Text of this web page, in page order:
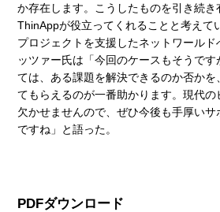
か存在します。こうしたものを引き続き
ThinAppが役立ってくれることと考えて
プロジェクトを支援したネットワール
ッツァー氏は「今回のケースもそうで
ては、ある課題を解決できるのか否かを
てもらえるのが一番助かります。現代
欠かせませんので、ぜひ今後も手厚い
ですね」と語った。
PDFダウンロード